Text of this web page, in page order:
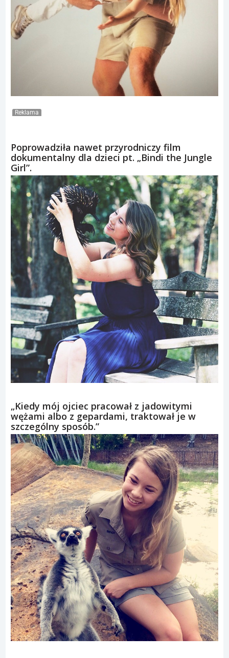
Reklama
Poprowadziła nawet przyrodniczy film
dokumentalny dla dzieci pt. „Bindi the Jungle
Girl”.
„Kiedy mój ojciec pracował z jadowitymi
wężami albo z gepardami, traktował je w
szczególny sposób.”